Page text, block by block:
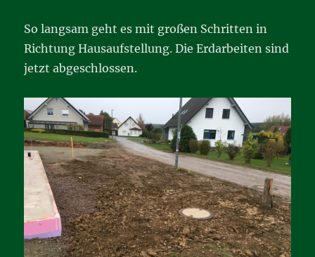
So langsam geht es mit großen Schritten in
Richtung Hausaufstellung. Die Erdarbeiten sind
jetzt abgeschlossen.